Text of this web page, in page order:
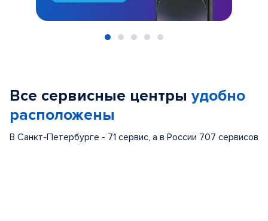
Все сервисные центры удобно
расположены
В Санкт-Петербурге - 71 сервис, а в России 707 сервисов